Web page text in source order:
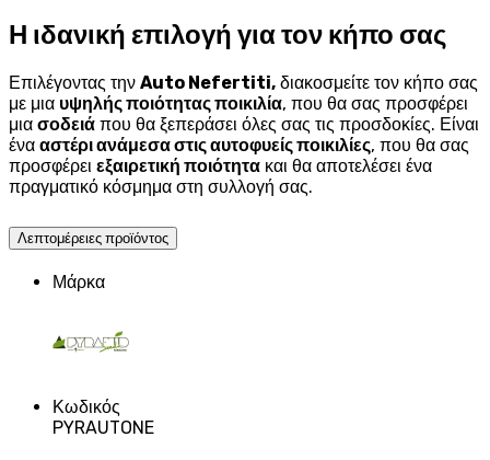
Η ιδανική επιλογή για τον κήπο σας
Επιλέγοντας την Auto Nefertiti, διακοσμείτε τον κήπο σας
με μια υψηλής ποιότητας ποικιλία, που θα σας προσφέρει
μια σοδειά που θα ξεπεράσει όλες σας τις προσδοκίες. Είναι
ένα αστέρι ανάμεσα στις αυτοφυείς ποικιλίες, που θα σας
προσφέρει εξαιρετική ποιότητα και θα αποτελέσει ένα
πραγματικό κόσμημα στη συλλογή σας.
Λεπτομέρειες προϊόντος
Μάρκα
Κωδικός
PYRAUTONE